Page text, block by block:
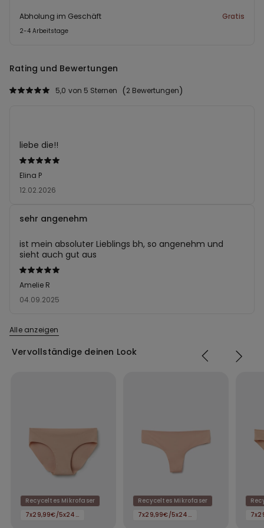
Abholung im Geschäft Gratis
2-4 Arbeitstage
Rating und Bewertungen
2 Bewertungen
5,0 von 5 Sternen
Mit
5
von
12.02.2026
Elina P
liebe die!!
Mit
5
von
04.09.2025
Amelie R
sehr angenehm
ist mein absoluter Lieblings bh, so angenehm und
sieht auch gut aus
Alle anzeigen
Vervollständige deinen Look
Recyceltes Mikrofaser
7x29,99€/5x24,99€/3x16,99€
Recyceltes Mikrofaser
7x29,99€/5x24,99€/3x16,99€